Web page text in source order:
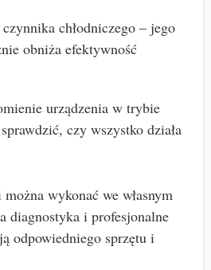
chłodniczego – jego
obniża efektywność
urządzenia w trybie
czy wszystko działa
wykonać we własnym
diagnostyka i profesjonalne
odpowiedniego sprzętu i